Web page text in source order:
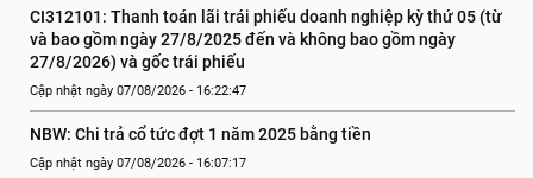
CI312101: Thanh toán lãi trái phiếu doanh nghiệp kỳ thứ 05 (từ
và bao gồm ngày 27/8/2025 đến và không bao gồm ngày
27/8/2026) và gốc trái phiếu
Cập nhật ngày 07/08/2026 - 16:22:47
NBW: Chi trả cổ tức đợt 1 năm 2025 bằng tiền
Cập nhật ngày 07/08/2026 - 16:07:17